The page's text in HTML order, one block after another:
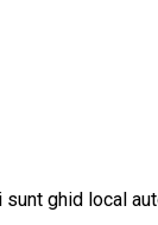
sunt ghid local